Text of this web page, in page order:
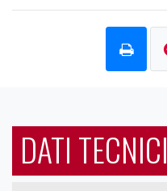
DATI TECNICI